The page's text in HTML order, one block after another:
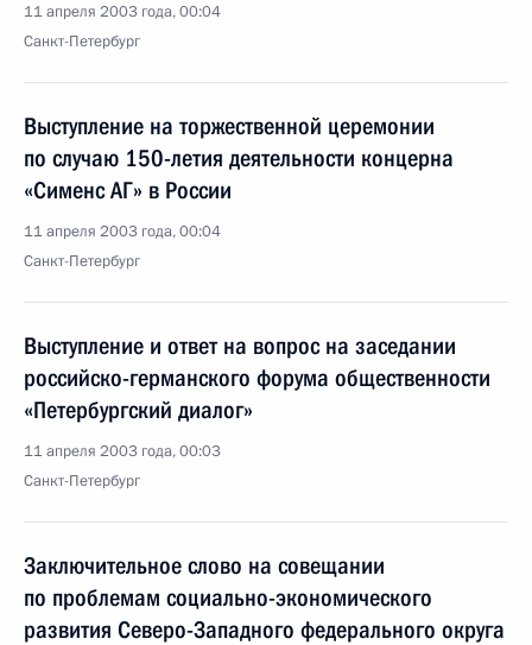
11 апреля 2003 года, 00:04
Санкт-Петербург
Выступление на торжественной церемонии
по случаю 150-летия деятельности концерна
«Сименс АГ» в России
11 апреля 2003 года, 00:04
Санкт-Петербург
Выступление и ответ на вопрос на заседании
российско-германского форума общественности
«Петербургский диалог»
11 апреля 2003 года, 00:03
Санкт-Петербург
Заключительное слово на совещании
по проблемам социально-экономического
развития Северо-Западного федерального округа